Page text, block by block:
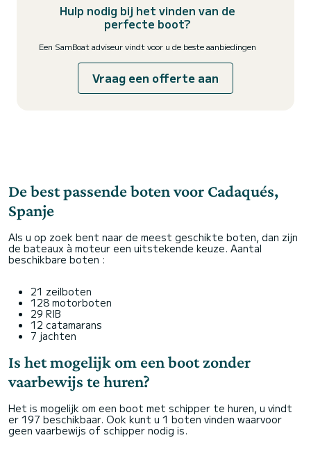
Hulp nodig bij het vinden van de
perfecte boot?
Een SamBoat adviseur vindt voor u de beste aanbiedingen
Vraag een offerte aan
De best passende boten voor Cadaqués,
Spanje
Als u op zoek bent naar de meest geschikte boten, dan zijn
de bateaux à moteur een uitstekende keuze. Aantal
beschikbare boten :
21 zeilboten
128 motorboten
29 RIB
12 catamarans
7 jachten
Is het mogelijk om een boot zonder
vaarbewijs te huren?
Het is mogelijk om een boot met schipper te huren, u vindt
er 197 beschikbaar. Ook kunt u 1 boten vinden waarvoor
geen vaarbewijs of schipper nodig is.